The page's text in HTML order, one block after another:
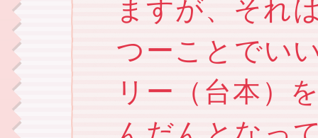
ますが、それ
つーことでい
リー（台本）